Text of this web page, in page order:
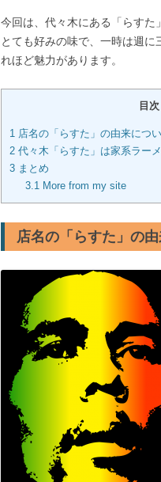
c
e
b
o
k
tt
er
e
ail
今回は、代々木にある「らすた
とても好みの味で、一時は週
れほど魅力があります。
目次
1 店名の「らすた」の由来につ
2 代々木「らすた」は家系ラー
3 まとめ
3.1More from my site
店名の「らすた」の